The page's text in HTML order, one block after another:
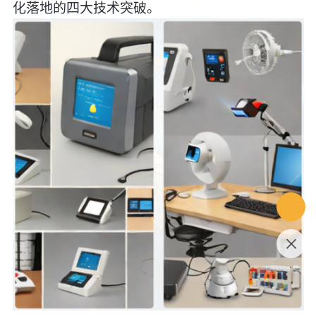
化落地的四大技术突破。